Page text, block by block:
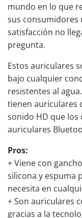
mundo en lo que
sus consumidores
satisfacción no
pregunta.
Estos auriculares
bajo cualquier
resistentes al agua
tienen auriculares
sonido HD que los
auriculares
Pros:
+ Viene con
silicona y espuma
necesita en
+ Son auriculares
gracias a la